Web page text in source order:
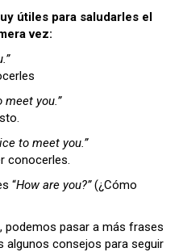
útiles para saludarles el
vez:
meet you.”
to meet you.”
conocerles.
“How are you?”(¿Cómo
podemos pasar a más frases
algunos consejos para seguir